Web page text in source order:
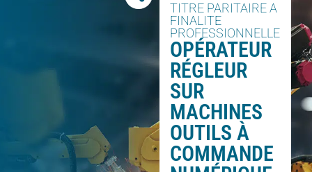
TITRE PARITAIRE A
FINALITE
PROFESSIONNELLE
OPÉRATEUR
RÉGLEUR
SUR
MACHINES
OUTILS À
COMMANDE